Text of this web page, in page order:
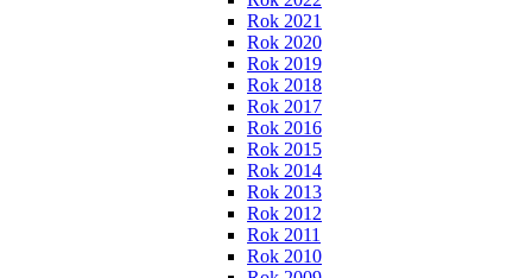
Rok 2021
Rok 2020
Rok 2019
Rok 2018
Rok 2017
Rok 2016
Rok 2015
Rok 2014
Rok 2013
Rok 2012
Rok 2011
Rok 2010